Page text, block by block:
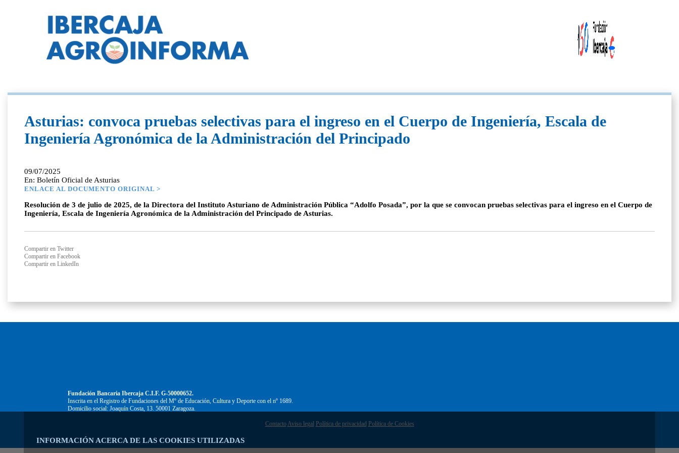
INFORMACIÓN ACERCA DE LAS COOKIES UTILIZADAS
Asturias: convoca pruebas selectivas para el ingreso en el Cuerpo de Ingeniería, Escala de
Ingeniería Agronómica de la Administración del Principado
09/07/2025
En: Boletín Oficial de Asturias
ENLACE AL DOCUMENTO ORIGINAL >
Resolución de 3 de julio de 2025, de la Directora del Instituto Asturiano de Administración Pública “Adolfo Posada”, por la que se convocan pruebas selectivas para el ingreso en el Cuerpo de
Ingeniería, Escala de Ingeniería Agronómica de la Administración del Principado de Asturias.
Compartir en Twitter
Compartir en Facebook
Compartir en LinkedIn
Fundación Bancaria Ibercaja C.I.F. G-50000652.
Inscrita en el Registro de Fundaciones del Mº de Educación, Cultura y Deporte con el nº 1689.
Domicilio social: Joaquín Costa, 13. 50001 Zaragoza.
Contacto Aviso legal Política de privacidad Política de Cookies